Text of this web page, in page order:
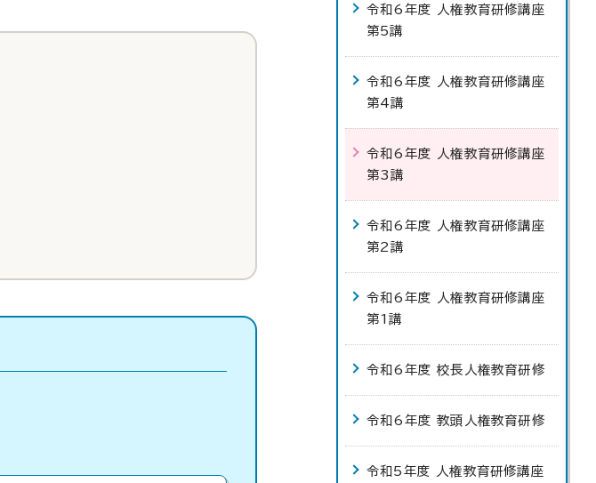
令和6年度 人権教育研修講座
第5講
令和6年度 人権教育研修講座
第4講
令和6年度 人権教育研修講座
第3講
令和6年度 人権教育研修講座
第2講
令和6年度 人権教育研修講座
第1講
令和6年度 校長人権教育研修
令和6年度 教頭人権教育研修
令和5年度 人権教育研修講座